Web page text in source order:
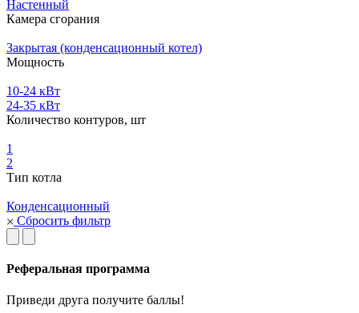
Настенный
Камера сгорания
Закрытая (конденсационный котел)
Мощность
10-24 кВт
24-35 кВт
Количество контуров, шт
1
2
Тип котла
Конденсационный
Сбросить фильтр
Реферальная программа
Приведи друга получите баллы!